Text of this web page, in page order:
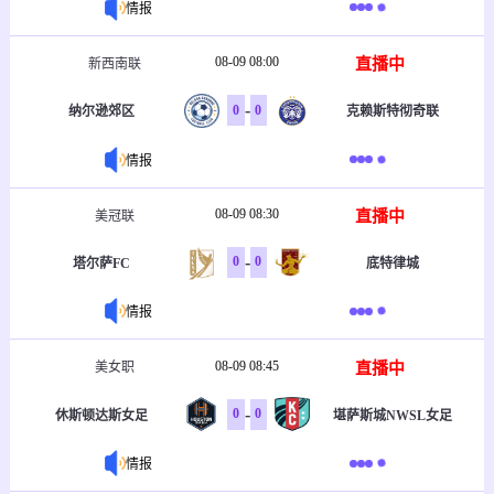
情报
新西南联 08-09 08:00 直播中
纳尔逊郊区 0 - 0 克赖斯特彻奇联
情报
美冠联 08-09 08:30 直播中
塔尔萨FC 0 - 0 底特律城
情报
美女职 08-09 08:45 直播中
休斯顿达斯女足 0 - 0 堪萨斯城NWSL女足
情报